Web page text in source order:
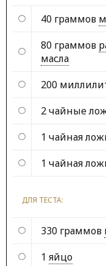
40 граммов
80 граммов
масла
200
2 чайные
1 чайная
1 чайная
ДЛЯ ТЕСТА:
330 граммов
1 яйцо